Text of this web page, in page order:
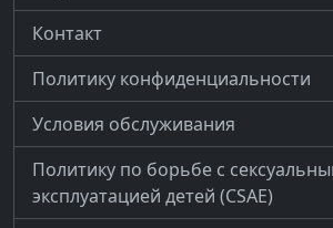
Контакт
Политику конфиденциальности
Условия обслуживания
Политику по борьбе с
эксплуатацией детей (CSAE)